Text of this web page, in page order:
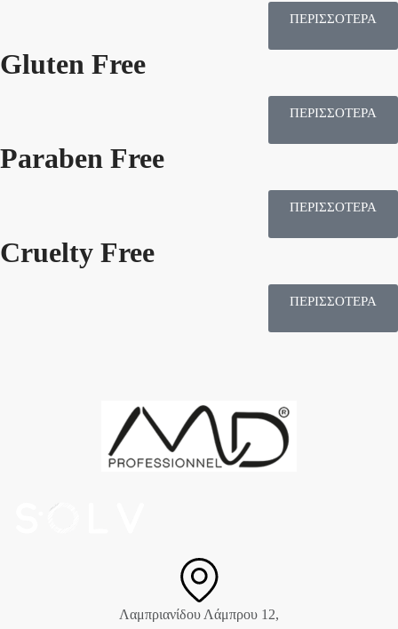
ΠΕΡΙΣΣΟΤΕΡΑ
Gluten Free
ΠΕΡΙΣΣΟΤΕΡΑ
Paraben Free
ΠΕΡΙΣΣΟΤΕΡΑ
Cruelty Free
ΠΕΡΙΣΣΟΤΕΡΑ
Λαμπριανίδου Λάμπρου 12,